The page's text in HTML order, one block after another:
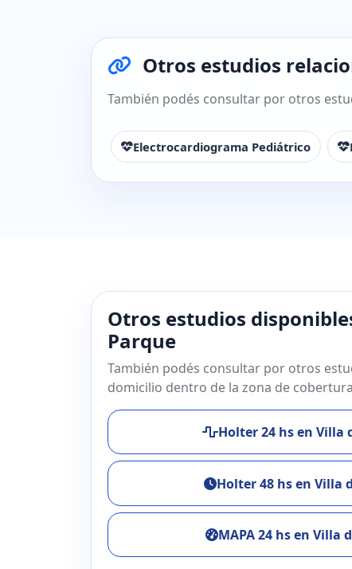
Otros estudios
También podés consultar por otros
Electrocardiograma Pediátrico
Otros estudios
Parque
También podés consultar por otros
domicilio dentro de la zona de
Holter 24 hs en Villa
Holter 48 hs en Villa
MAPA 24 hs en Villa